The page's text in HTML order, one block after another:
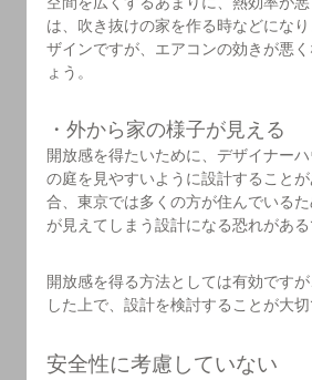
は、吹き抜けの家を作る時などにな
ザインですが、エアコンの効きが悪
ょう。
・外から家の様子が見える
開放感を得たいために、デザイナー
の庭を見やすいように設計すること
合、東京では多くの方が住んでいる
が見えてしまう設計になる恐れがある
開放感を得る方法としては有効です
した上で、設計を検討することが大切
安全性に考慮していない